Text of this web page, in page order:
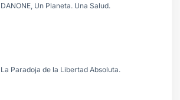
DANONE, Un Planeta. Una Salud.
La Paradoja de la Libertad Absoluta.